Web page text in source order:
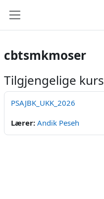
cbtsmkmoser
Tilgjengelige kurs
PSAJBK_UKK_2026
Lærer: Andik Peseh